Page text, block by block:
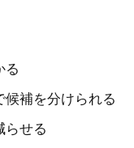
る
補を分けられる
らせる